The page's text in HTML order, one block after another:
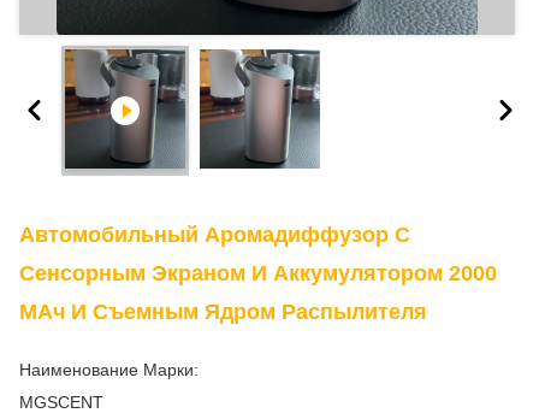
Автомобильный Аромадиффузор С
Сенсорным Экраном И Аккумулятором 2000
МАч И Съемным Ядром Распылителя
Наименование Марки:
MGSCENT